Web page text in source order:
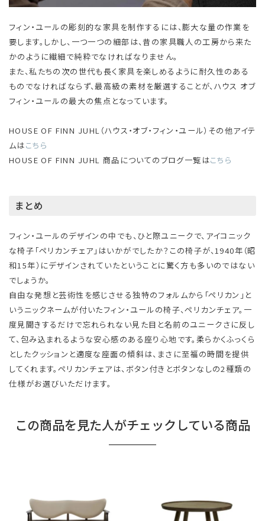
フィン・ユールの彫刻的な家具を制作するには、膨大な量の作業を
要します。しかし、一つ一つの細部は、昔の家具職人の工房から来た
かのように繊細で純粋でなければなりません。
また、私たちの次の世代も長く家具を楽しめるように耐久性のある
ものでなければならず、最高級の素材を厳選することが、ハウス オブ
フィン・ユールの最大の焦点となっています。
HOUSE OF FINN JUHL（ハウス・オブ・フィン・ユール）その他アイテ
ムはこちら
HOUSE OF FINN JUHL 商品についてのブログ一覧はこちら
まとめ
フィン・ユールのデザインの中でも、ひと際ユニークで、アイコニック
な椅子「ペリカンチェア」はいかがでしたか？この椅子が、1940年（昭
和15年）にデザインされていたということに驚く方も多いのではない
でしょうか。
自由な発想と芸術性を感じさせる独特のフォルムから「ペリカン」と
いうニックネームが付いたフィン・ユールの椅子、ペリカンチェア。一
度見聞きするだけで忘れられない見た目と名前のユニークさに反し
て、包み込まれるような安心感のある座り心地です。柔らかくふっくら
としたクッションと適度な座面の傾斜は、まさに至福の時間を提供
してくれます。ペリカンチェアは、ボタン付きとボタンなしの2種類の
仕様がお選びいただけます。
この商品を見た人がチェックしている商品